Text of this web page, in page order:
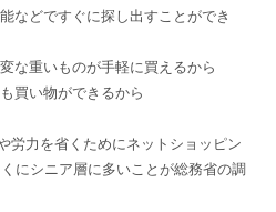
どですぐに探し出すことができ
重いものが手軽に買えるから
い物ができるから
労力を省くためにネットショッピン
にシニア層に多いことが総務省の調